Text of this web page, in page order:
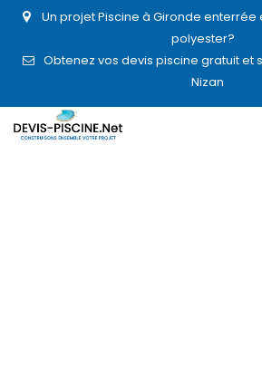
Un projet Piscine à Gironde enterrée
polyester?
Obtenez vos devis piscine gratuit et
Nizan